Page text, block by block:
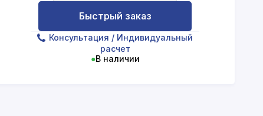
Быстрый заказ
Консультация / Индивидуальный
расчет
●В наличии